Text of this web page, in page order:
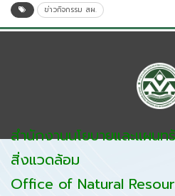
ข่าวกิจกรรม สผ.
สำนักงานนโยบายและแผน
สิ่งแวดล้อม
Office of Natural